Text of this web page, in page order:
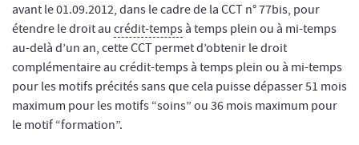
avant le 01.09.2012, dans le cadre de la CCT n° 77bis, pour
étendre le droit au crédit-temps à temps plein ou à mi-temps
au-delà d’un an, cette CCT permet d’obtenir le droit
complémentaire au crédit-temps à temps plein ou à mi-temps
pour les motifs précités sans que cela puisse dépasser 51 mois
maximum pour les motifs “soins” ou 36 mois maximum pour
le motif “formation”.